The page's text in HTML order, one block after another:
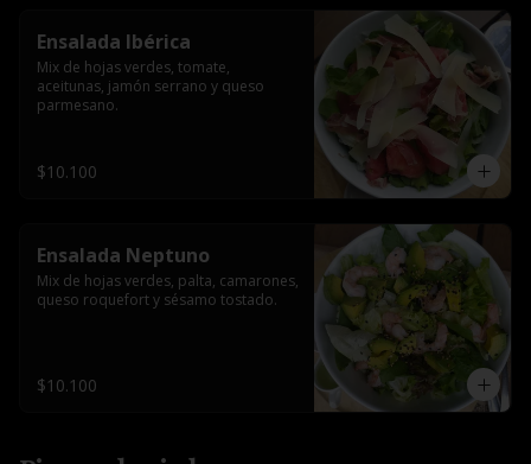
Ensalada Ibérica
Mix de hojas verdes, tomate,
aceitunas, jamón serrano y queso
parmesano.
$10.100
Ensalada Neptuno
Mix de hojas verdes, palta, camarones,
queso roquefort y sésamo tostado.
$10.100